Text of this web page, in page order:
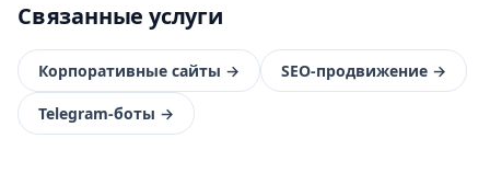
Связанные услуги
Корпоративные сайты → SEO-продвижение →
Telegram-боты →